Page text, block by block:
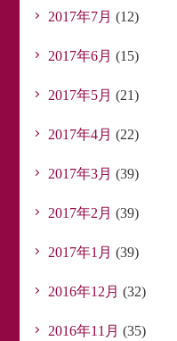
2017年7月 (12)
2017年6月 (15)
2017年5月 (21)
2017年4月 (22)
2017年3月 (39)
2017年2月 (39)
2017年1月 (39)
2016年12月 (32)
2016年11月 (35)